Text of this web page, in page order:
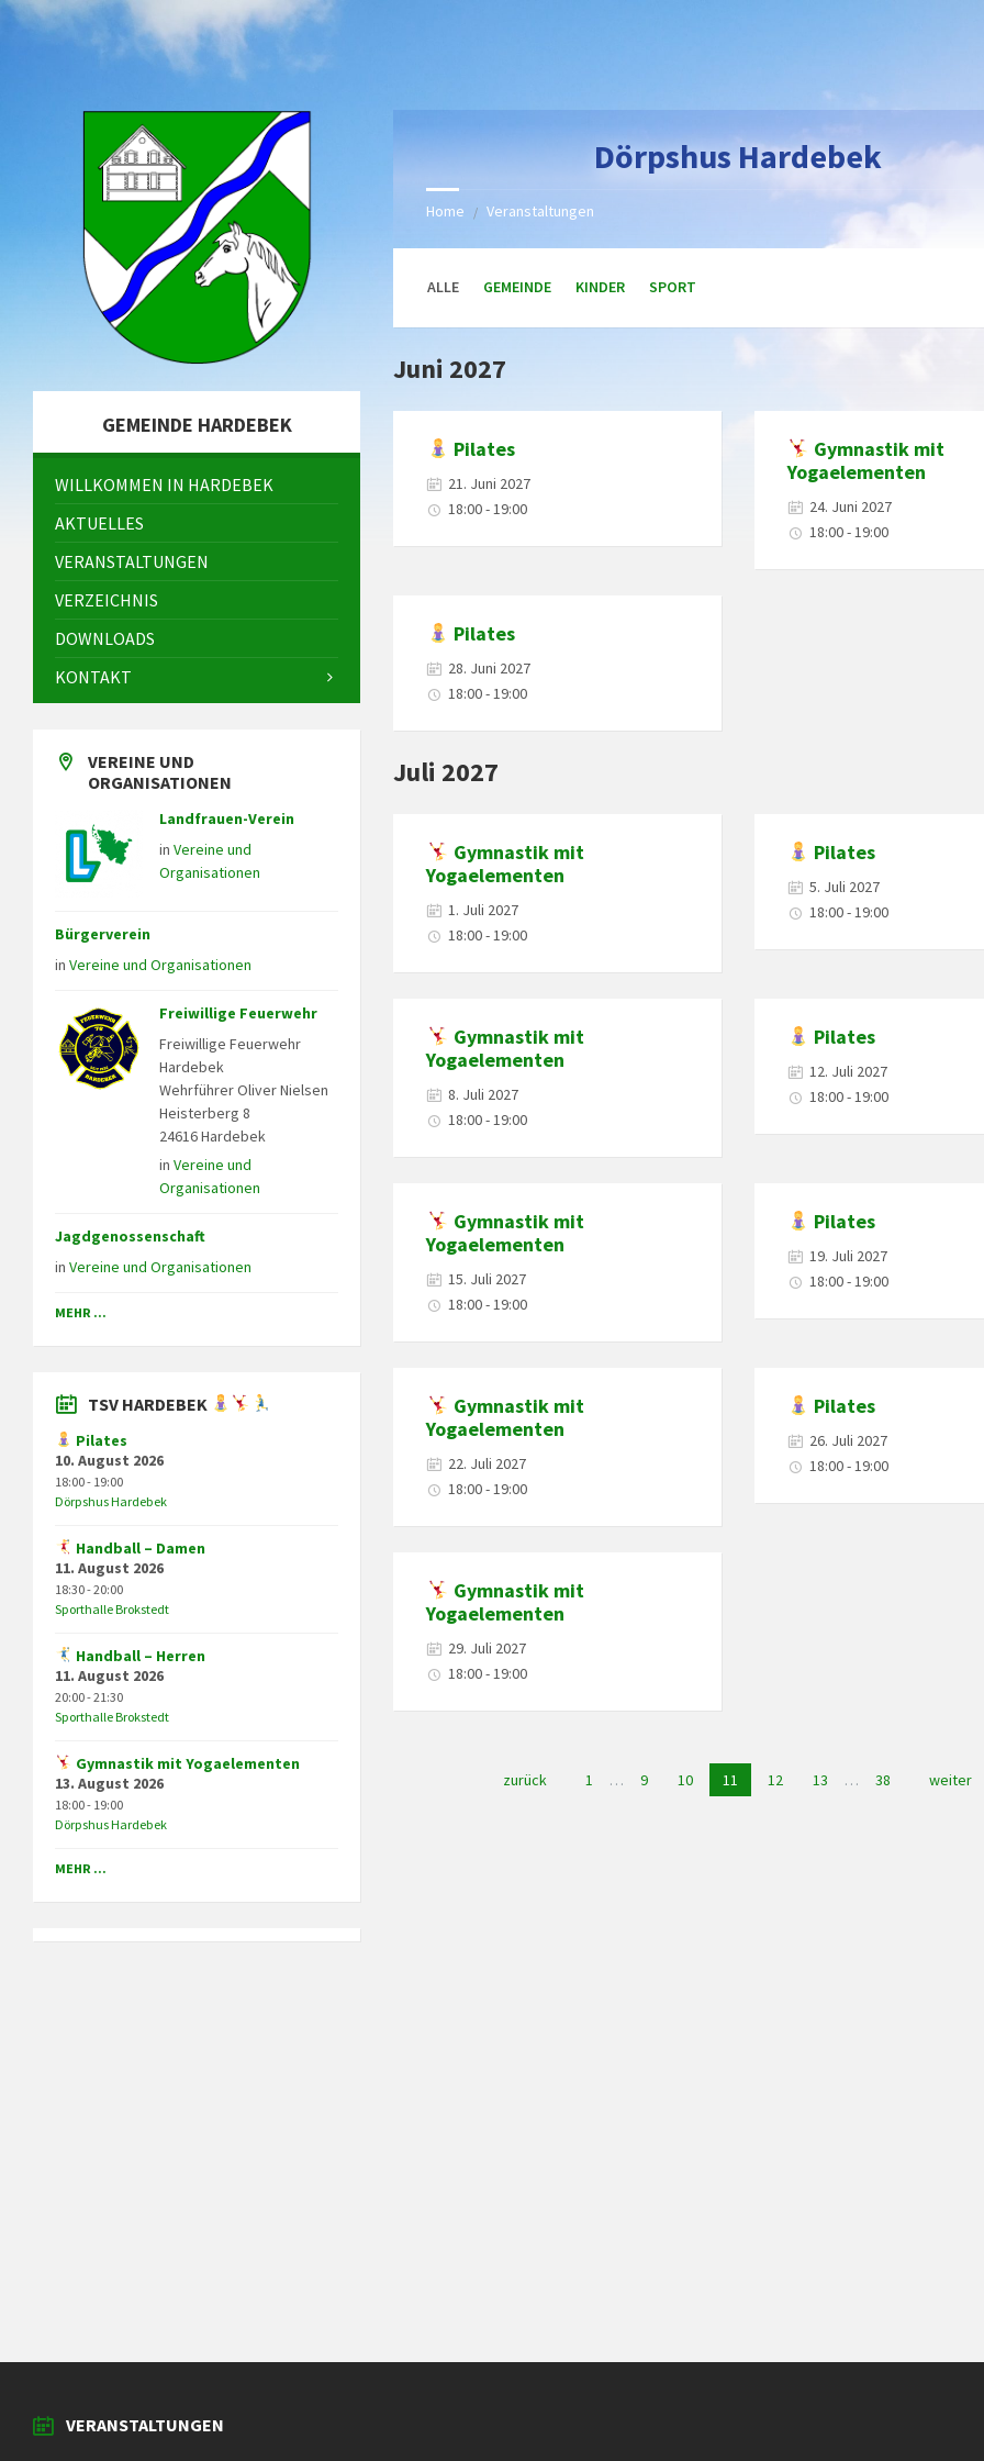
Skip
Skip
Skip
Skip
Dörpshus Hardebek
Home / Veranstaltungen
ALLE GEMEINDE KINDER SPORT
Juni 2027
Pilates
21. Juni 2027
18:00 - 19:00
Gymnastik mit
Yogaelementen
24. Juni 2027
18:00 - 19:00
Pilates
28. Juni 2027
18:00 - 19:00
Juli 2027
Gymnastik mit
Yogaelementen
1. Juli 2027
18:00 - 19:00
Pilates
5. Juli 2027
18:00 - 19:00
Gymnastik mit
Yogaelementen
8. Juli 2027
18:00 - 19:00
Pilates
12. Juli 2027
18:00 - 19:00
Gymnastik mit
Yogaelementen
15. Juli 2027
18:00 - 19:00
Pilates
19. Juli 2027
18:00 - 19:00
Gymnastik mit
Yogaelementen
22. Juli 2027
18:00 - 19:00
Pilates
26. Juli 2027
18:00 - 19:00
Gymnastik mit
Yogaelementen
29. Juli 2027
18:00 - 19:00
zurück 1 … 9 10 11 12 13 … 38 weiter
GEMEINDE HARDEBEK
WILLKOMMEN IN HARDEBEK
AKTUELLES
VERANSTALTUNGEN
VERZEICHNIS
DOWNLOADS
KONTAKT
VEREINE UND
ORGANISATIONEN
Landfrauen-Verein
in Vereine und
Organisationen
Bürgerverein
in Vereine und Organisationen
Freiwillige Feuerwehr
Freiwillige Feuerwehr
Hardebek
Wehrführer Oliver Nielsen
Heisterberg 8
24616 Hardebek
in Vereine und
Organisationen
Jagdgenossenschaft
in Vereine und Organisationen
MEHR ...
TSV HARDEBEK
Pilates
10. August 2026
18:00 - 19:00
Dörpshus Hardebek
Handball – Damen
11. August 2026
18:30 - 20:00
Sporthalle Brokstedt
Handball – Herren
11. August 2026
20:00 - 21:30
Sporthalle Brokstedt
Gymnastik mit Yogaelementen
13. August 2026
18:00 - 19:00
Dörpshus Hardebek
MEHR ...
VERANSTALTUNGEN